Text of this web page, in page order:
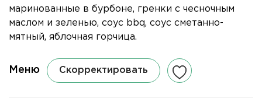
маринованные в бурбоне, гренки с чесночным
маслом и зеленью, соус bbq, соус сметанно-
мятный, яблочная горчица.
Меню Скорректировать